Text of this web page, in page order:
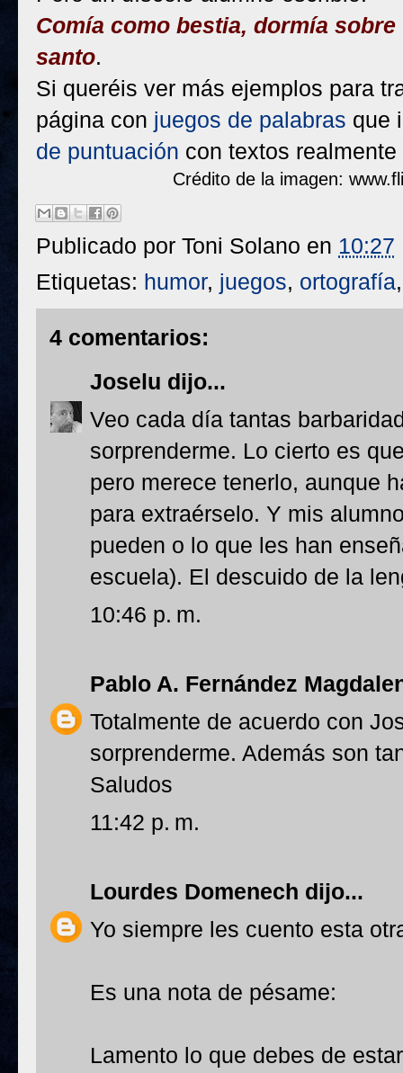
Comía como bestia, dormía
santo.
Si queréis ver más ejemplos para
página con juegos de palabras que
de puntuación con textos
Crédito de la imagen:
Publicado por Toni Solano en 10:27
Etiquetas: humor, juegos, ortografía
4 comentarios:
Joselu dijo...
Veo cada día tantas
sorprenderme. Lo cierto es
pero merece tenerlo, aunque
para extraérselo. Y mis
pueden o lo que les han
escuela). El descuido de la
10:46 p. m.
Pablo A. Fernández
Totalmente de acuerdo con
sorprenderme. Además son
Saludos
11:42 p. m.
Lourdes Domenech dijo...
Yo siempre les cuento esta
Es una nota de pésame:
Lamento lo que debes de